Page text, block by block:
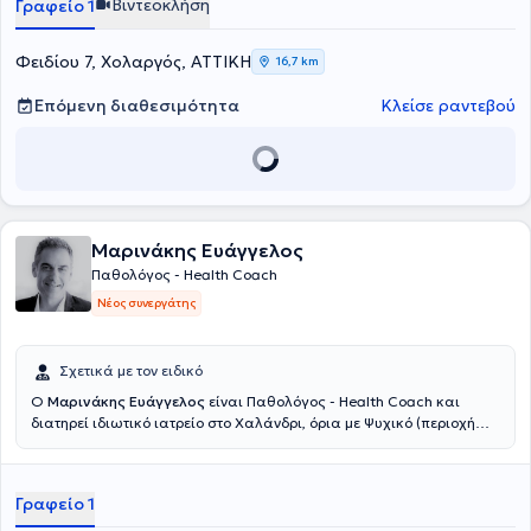
Γραφείο 1 Βιντεοκλήση
Φειδίου 7, Χολαργός, ΑΤΤΙΚΗ 16,7 km
Επόμενη διαθεσιμότητα Κλείσε ραντεβού
Μαρινάκης Ευάγγελος
Παθολόγος - Health Coach
Νέος συνεργάτης
Σχετικά με τον ειδικό
Ο Μαρινάκης Ευάγγελος είναι Παθολόγος - Health Coach και
διατηρεί ιδιωτικό ιατρείο στο Χαλάνδρι, όρια με Ψυχικό (περιοχή
Πανεπιστήμιο Θεσσαλονίκης. Με γνώσεις και μακροχρόνια
στους τομείς του health coaching και life coaching, της ψυχολογίας
Γραφείο 1